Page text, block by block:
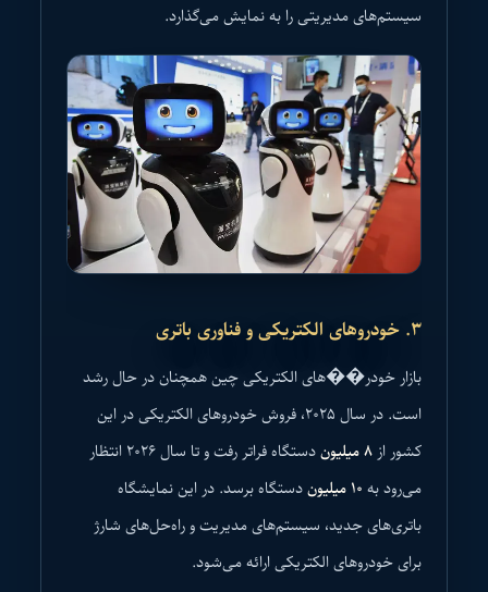
سیستم‌های مدیریتی را به نمایش می‌گذارد.
۳. خودروهای الکتریکی و فناوری باتری
بازار خودر��های الکتریکی چین همچنان در حال رشد
است. در سال ۲۰۲۵، فروش خودروهای الکتریکی در این
کشور از ۸ میلیون
دستگاه فراتر رفت و تا سال ۲۰۲۶ انتظار
می‌رود به۱۰ میلیون
دستگاه برسد. در این نمایشگاه
باتری‌های جدید، سیستم‌های مدیریت و راه‌حل‌های شارژ
برای خودروهای الکتریکی ارائه می‌شود.